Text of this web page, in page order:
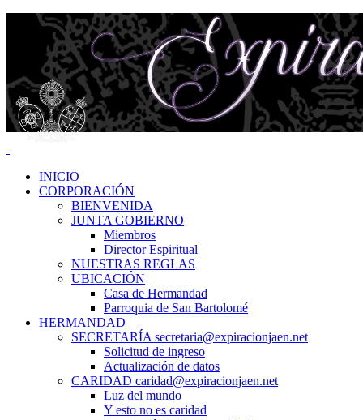
INICIO
CORPORACIÓN
BIENVENIDA
JUNTA GOBIERNO
Miembros
Director Espiritual
NUESTRAS REGLAS
UBICACIÓN
Casa de Hermandad
Parroquia de San Bartolomé
HERMANDAD
SECRETARÍA secretaria@expiracionjaen.net
Solicitud de ingreso
Actualización de datos
CARIDAD caridad@expiracionjaen.net
Luz del mundo
Y esto no es caridad